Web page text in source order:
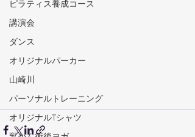
ピラティス養成コース
講演会
ダンス
オリジナルパーカー
山崎川
パーソナルトレーニング
オリジナルTシャツ